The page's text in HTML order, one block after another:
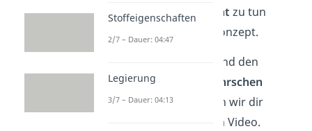
Aussendung von
Licht zu tun
haben, auf diesem Konzept.
Das Schalenmodell und den
Unterscheid zum
Bohrschen
Atommodell
erklären wir dir
ausführlich in diesem Video.
Stoffeigenschaften
2/7 – Dauer: 04:47
Legierung
3/7 – Dauer: 04:13